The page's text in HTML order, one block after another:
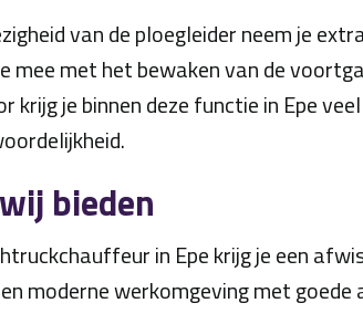
van de ploegleider neem je
mee met het bewaken van de
krijg je binnen deze functie in Epe
bieden
in Epe krijg je een
moderne werkomgeving met